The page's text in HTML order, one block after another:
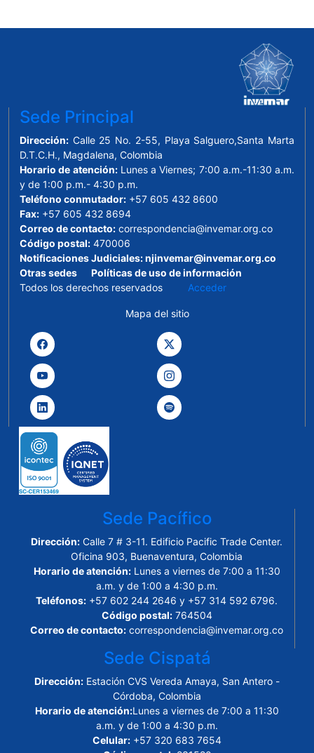
Sede Principal
Dirección: Calle 25 No. 2-55, Playa Salguero,Santa Marta
D.T.C.H., Magdalena, Colombia
Horario de atención:Lunes a Viernes; 7:00 a.m.-11:30 a.m.
y de 1:00 p.m.- 4:30 p.m.
Teléfono conmutador: +57 605 432 8600
Fax: +57 605 432 8694
Correo de contacto: correspondencia@invemar.org.co
Código postal: 470006
Notificaciones Judiciales:njinvemar@invemar.org.co
Otras sedes
Políticas de uso de información
Todos los derechos reservados Acceder
Mapa del sitio
Sede Pacífico
Dirección: Calle 7 # 3-11. Edificio Pacific Trade Center.
Oficina 903, Buenaventura, Colombia
Horario de atención:Lunes a viernes de 7:00 a 11:30
a.m. y de 1:00 a 4:30 p.m.
Teléfonos: +57 602 244 2646 y +57 314 592 6796.
Código postal:764504
Correo de contacto: correspondencia@invemar.org.co
Sede Cispatá
Dirección: Estación CVS Vereda Amaya, San Antero -
Córdoba, Colombia
Horario de atención:Lunes a viernes de 7:00 a 11:30
a.m. y de 1:00 a 4:30 p.m.
Celular: +57 320 683 7654